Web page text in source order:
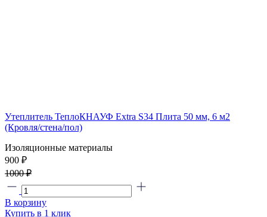
Утеплитель ТеплоКНАУФ Extra S34 Плита 50 мм, 6 м2
(Кровля/стена/пол)
Изоляционные материалы
900 ₽
1000 ₽
В корзину
Купить в 1 клик